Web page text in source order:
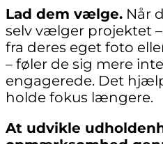
Lad dem vælge. Når
selv vælger projektet
fra deres eget foto
– føler de sig mere
engagerede. Det
holde fokus længere.
At udvikle